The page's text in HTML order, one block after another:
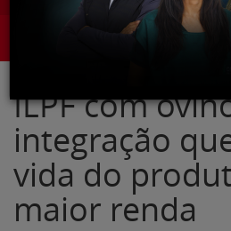
ILPF com
integração
vida do
maior renda